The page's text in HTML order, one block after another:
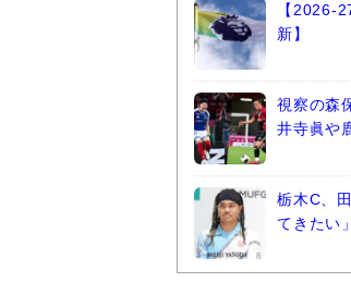
【2026-
新】
視察の森
井寺眞や
栃木C、
てきたい」